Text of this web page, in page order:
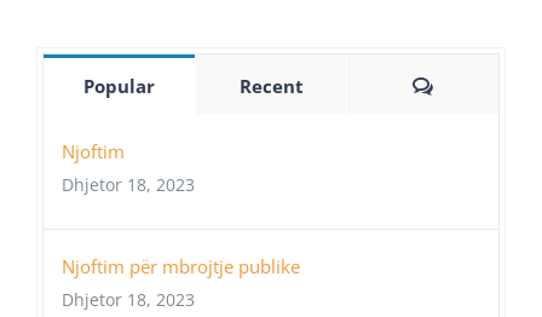
Popular Recent Comments
Njoftim
Dhjetor 18, 2023
Njoftim për mbrojtje publike
Dhjetor 18, 2023